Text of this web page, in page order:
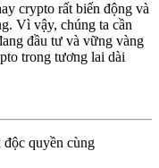
crypto rất biến động và
Vì vậy, chúng ta cần
đầu tư và vững vàng
trong tương lai dài
quyền cùng